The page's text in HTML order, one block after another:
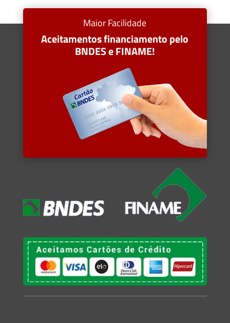
Maior Facilidade
Aceitamentos financiamento pelo
BNDES e FINAME!